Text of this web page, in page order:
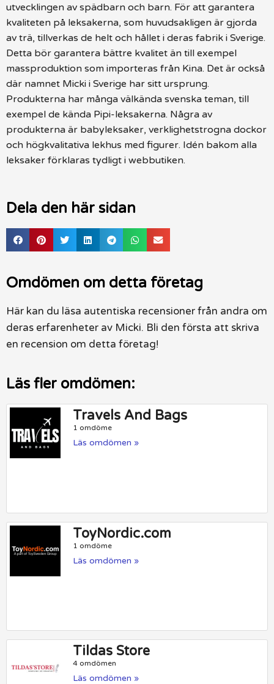
utvecklingen av spädbarn och barn. För att garantera
kvaliteten på leksakerna, som huvudsakligen är gjorda
av trä, tillverkas de helt och hållet i deras fabrik i Sverige.
Detta bör garantera bättre kvalitet än till exempel
massproduktion som importeras från Kina. Det är också
där namnet Micki i Sverige har sitt ursprung.
Produkterna har många välkända svenska teman, till
exempel de kända Pipi-leksakerna. Några av
produkterna är babyleksaker, verklighetstrogna dockor
och högkvalitativa lekhus med figurer. Idén bakom alla
leksaker förklaras tydligt i webbutiken.
Dela den här sidan
Omdömen om detta företag
Här kan du läsa autentiska recensioner från andra om
deras erfarenheter av Micki. Bli den första att skriva
en recension om detta företag!
Läs fler omdömen:
Travels And Bags
1 omdöme
Läs omdömen »
ToyNordic.com
1 omdöme
Läs omdömen »
Tildas Store
4 omdömen
Läs omdömen »